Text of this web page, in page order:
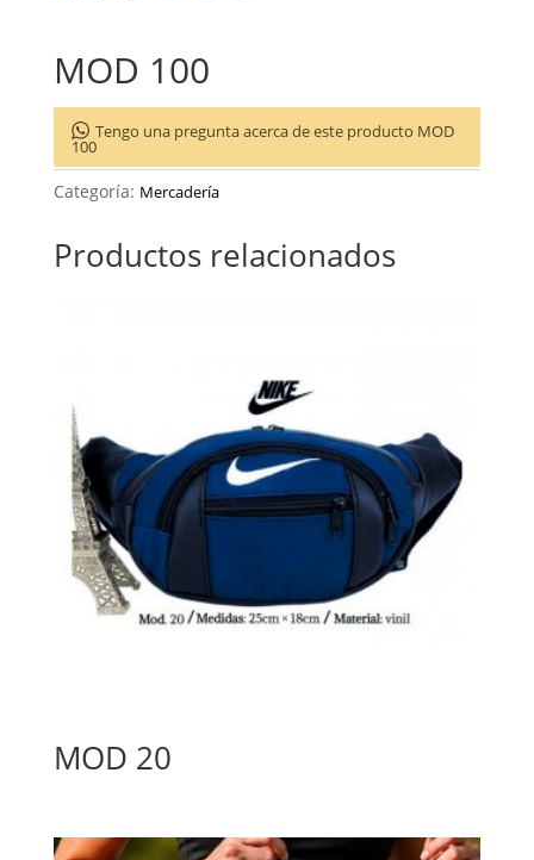
MOD 100
Tengo una pregunta acerca de este producto MOD
100
Categoría: Mercadería
Productos relacionados
MOD 20